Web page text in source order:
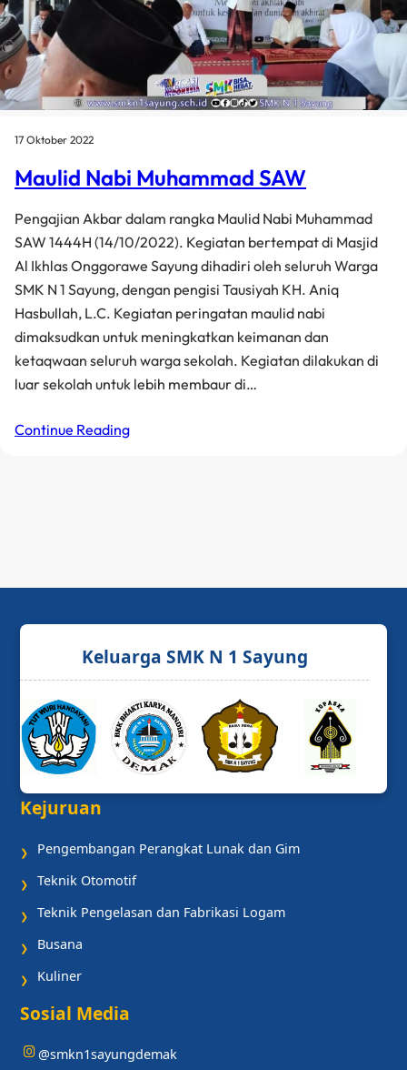
17 Oktober 2022
Maulid Nabi Muhammad SAW
Pengajian Akbar dalam rangka Maulid Nabi Muhammad
SAW 1444H (14/10/2022). Kegiatan bertempat di Masjid
Al Ikhlas Onggorawe Sayung dihadiri oleh seluruh Warga
SMK N 1 Sayung, dengan pengisi Tausiyah KH. Aniq
Hasbullah, L.C. Kegiatan peringatan maulid nabi
dimaksudkan untuk meningkatkan keimanan dan
ketaqwaan seluruh warga sekolah. Kegiatan dilakukan di
luar sekolah untuk lebih membaur di…
Continue Reading
Keluarga SMK N 1 Sayung
Kejuruan
❯ Pengembangan Perangkat Lunak dan Gim
❯ Teknik Otomotif
❯ Teknik Pengelasan dan Fabrikasi Logam
❯ Busana
❯ Kuliner
Sosial Media
@smkn1sayungdemak